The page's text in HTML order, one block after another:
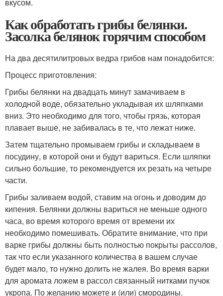
Как обработать грибы белянки.
Засолка белянок горячим способом
На два десятилитровых ведра грибов нам понадобится:
Процесс приготовления:
Грибы белянки на двадцать минут замачиваем в
холодной воде, обязательно укладывая их шляпками
вниз. Это необходимо для того, чтобы грязь, которая
плавает выше, не забивалась в те, что лежат ниже.
Затем тщательно промываем грибы и складываем в
посудину, в которой они и будут вариться. Если шляпки
сильно большие, то рекомендуется их резать на четыре
части.
Грибы заливаем водой, ставим на огонь и доводим до
кипения. Белянки должны вариться не меньше одного
часа, во время которого время от времени их
необходимо помешивать. Обратите внимание, что при
варке грибы должны быть полностью покрыты рассолов,
так что если указанного количества в вашем случае
будет мало, то нужно долить не жалея. Во время варки
для аромата ложем в рассол связанный нитками пучок
укропа. По желанию можете и (или) смородины.